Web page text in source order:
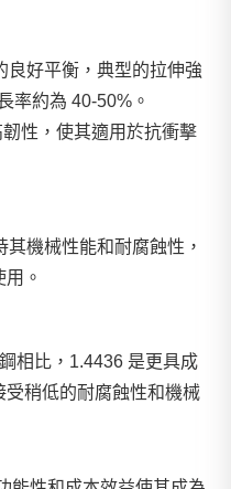
良好平衡，典型的拉伸強
率約為 40-50%。
性，使其適用於抗衝擊
機械性能和耐腐蝕性，
。
相比，1.4436 是更具成
稍低的耐腐蝕性和機械